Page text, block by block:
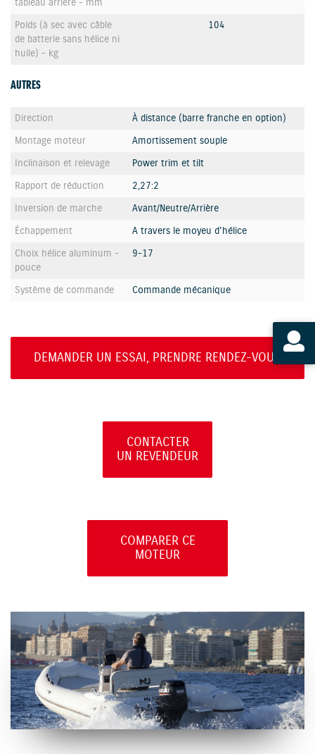
tableau arrière - mm
Poids (à sec avec câble
de batterie sans hélice ni
huile) - kg
104
AUTRES
Direction
À distance (barre franche en option)
Montage moteur
Amortissement souple
Inclinaison et relevage
Power trim et tilt
Rapport de réduction
2,27:2
Inversion de marche
Avant/Neutre/Arrière
Échappement
A travers le moyeu d'hélice
Choix hélice aluminum -
pouce
9-17
Système de commande Commande mécanique
DEMANDER UN ESSAI, PRENDRE RENDEZ-VOUS
CONTACTER
UN REVENDEUR
COMPARER CE
MOTEUR